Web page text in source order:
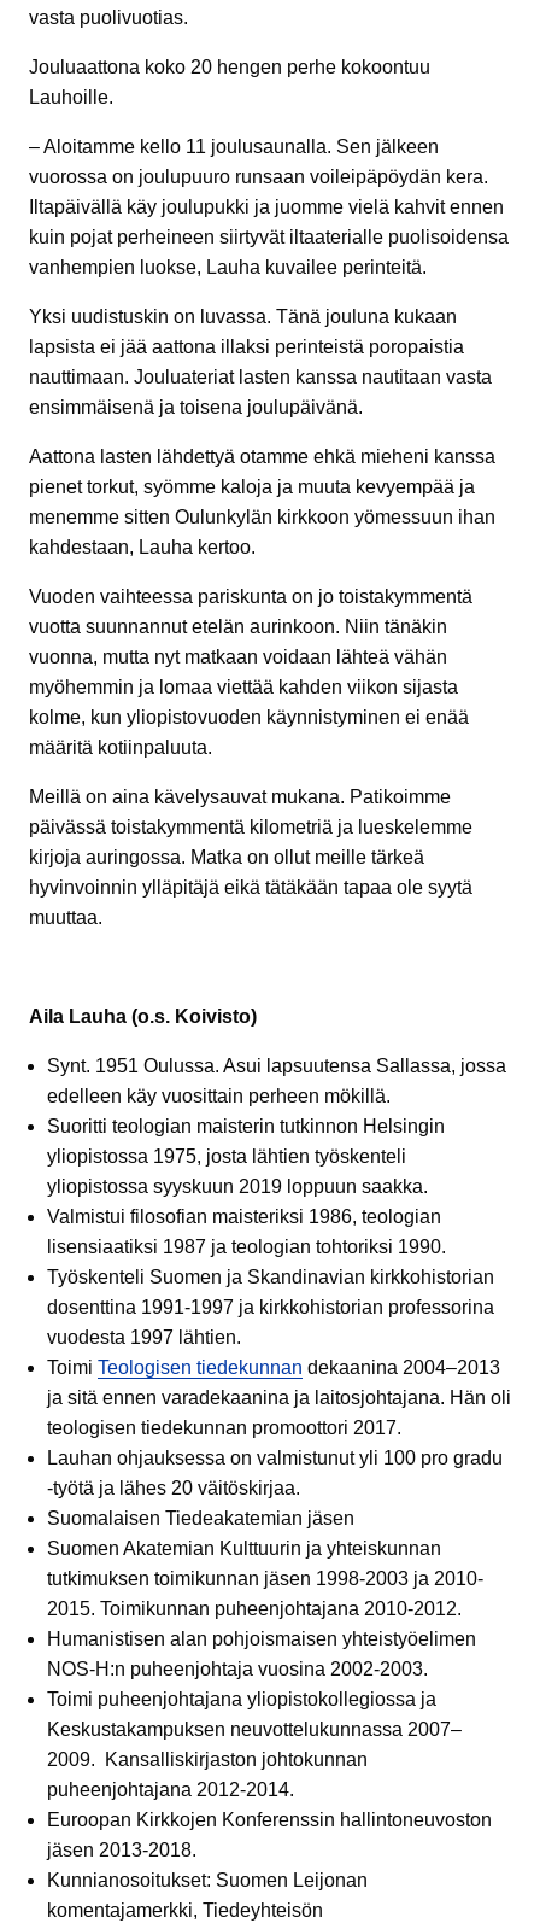
vasta puolivuotias.
Jouluaattona koko 20 hengen perhe kokoontuu
Lauhoille.
– Aloitamme kello 11 joulusaunalla. Sen jälkeen
vuorossa on joulupuuro runsaan voileipäpöydän kera.
Iltapäivällä käy joulupukki ja juomme vielä kahvit ennen
kuin pojat perheineen siirtyvät iltaaterialle puolisoidensa
vanhempien luokse, Lauha kuvailee perinteitä.
Yksi uudistuskin on luvassa. Tänä jouluna kukaan
lapsista ei jää aattona illaksi perinteistä poropaistia
nauttimaan. Jouluateriat lasten kanssa nautitaan vasta
ensimmäisenä ja toisena joulupäivänä.
Aattona lasten lähdettyä otamme ehkä mieheni kanssa
pienet torkut, syömme kaloja ja muuta kevyempää ja
menemme sitten Oulunkylän kirkkoon yömessuun ihan
kahdestaan, Lauha kertoo.
Vuoden vaihteessa pariskunta on jo toistakymmentä
vuotta suunnannut etelän aurinkoon. Niin tänäkin
vuonna, mutta nyt matkaan voidaan lähteä vähän
myöhemmin ja lomaa viettää kahden viikon sijasta
kolme, kun yliopistovuoden käynnistyminen ei enää
määritä kotiinpaluuta.
Meillä on aina kävelysauvat mukana. Patikoimme
päivässä toistakymmentä kilometriä ja lueskelemme
kirjoja auringossa. Matka on ollut meille tärkeä
hyvinvoinnin ylläpitäjä eikä tätäkään tapaa ole syytä
muuttaa.
Aila Lauha (o.s. Koivisto)
Synt. 1951 Oulussa. Asui lapsuutensa Sallassa, jossa
edelleen käy vuosittain perheen mökillä.
Suoritti teologian maisterin tutkinnon Helsingin
yliopistossa 1975, josta lähtien työskenteli
yliopistossa syyskuun 2019 loppuun saakka.
Valmistui filosofian maisteriksi 1986, teologian
lisensiaatiksi 1987 ja teologian tohtoriksi 1990.
Työskenteli Suomen ja Skandinavian kirkkohistorian
dosenttina 1991-1997 ja kirkkohistorian professorina
vuodesta 1997 lähtien.
Toimi Teologisen tiedekunnan dekaanina 2004–2013
ja sitä ennen varadekaanina ja laitosjohtajana. Hän oli
teologisen tiedekunnan promoottori 2017.
Lauhan ohjauksessa on valmistunut yli 100 pro gradu
-työtä ja lähes 20 väitöskirjaa.
Suomalaisen Tiedeakatemian jäsen
Suomen Akatemian Kulttuurin ja yhteiskunnan
tutkimuksen toimikunnan jäsen 1998-2003 ja 2010-
2015. Toimikunnan puheenjohtajana 2010-2012.
Humanistisen alan pohjoismaisen yhteistyöelimen
NOS-H:n puheenjohtaja vuosina 2002-2003.
Toimi puheenjohtajana yliopistokollegiossa ja
Keskustakampuksen neuvottelukunnassa 2007–
2009. Kansalliskirjaston johtokunnan
puheenjohtajana 2012-2014.
Euroopan Kirkkojen Konferenssin hallintoneuvoston
jäsen 2013-2018.
Kunnianosoitukset: Suomen Leijonan
komentajamerkki, Tiedeyhteisön